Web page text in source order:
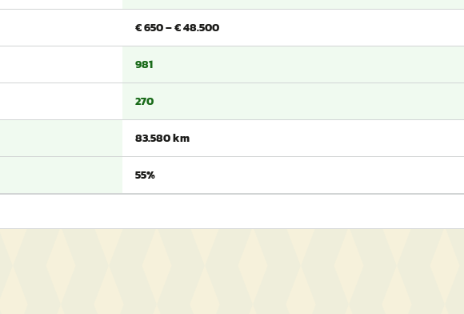
€ 650 – € 48.500
981
270
83.580 km
55%